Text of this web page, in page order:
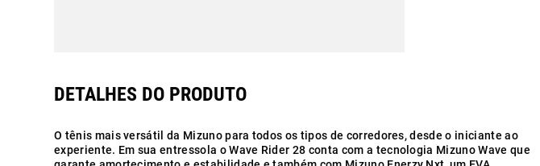
O tênis mais versátil da Mizuno para todos os tipos de corredores, desde o iniciante ao
experiente. Em sua entressola o Wave Rider 28 conta com a tecnologia Mizuno Wave que